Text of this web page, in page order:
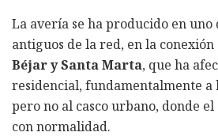
La avería se ha producido en uno
antiguos de la red, en la
Béjary Santa Marta, que ha
residencial, fundamentalmente a
pero no al casco urbano, donde
con normalidad.